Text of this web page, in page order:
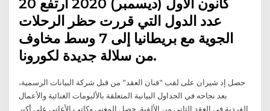
20 كانون الأول (ديسمبر) 2020 ارتفع
عدد الدول التي قررت حظر الرحلات
الجوية مع بريطانيا إلى 7 وسط مخاوف
من سلالة جديدة لكورونا.
حصل إد شيران على لقب "فنان العقد" من قبل شركة البيانات الرسمية،
بعد نجاحه في الجداول البيانية المتعلقة بالألبومات الغنائية والأعمال
الفردية في العقد الثاني من الألفية. حصل المغني وكاتب الأغاني على أكبر